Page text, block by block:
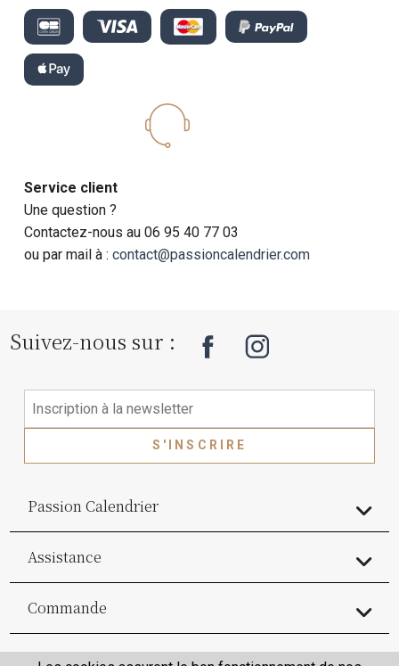
Service client
Une question ?
Contactez-nous au 06 95 40 77 03
ou par mail à :contact@passioncalendrier.com
Suivez-nous sur :
S'INSCRIRE
Passion Calendrier
Assistance
Commande
Commande